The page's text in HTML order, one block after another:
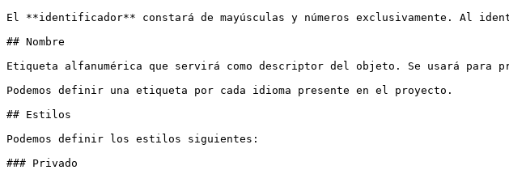
El **identificador** constará de mayúsculas y números exclusivamente. Al
## Nombre
Etiqueta alfanumérica que servirá como descriptor del objeto. Se usará
Podemos definir una etiqueta por cada idioma presente en el proyecto.
## Estilos
Podemos definir los estilos siguientes:
### Privado